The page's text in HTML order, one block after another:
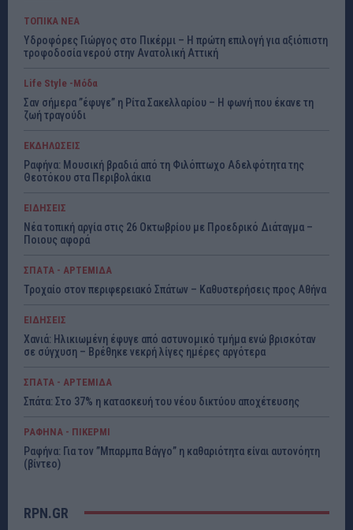
ΤΟΠΙΚΑ ΝΕΑ
Υδροφόρες Γιώργος στο Πικέρμι – Η πρώτη επιλογή για αξιόπιστη
τροφοδοσία νερού στην Ανατολική Αττική
Life Style -Μόδα
Σαν σήμερα ”έφυγε” η Ρίτα Σακελλαρίου – Η φωνή που έκανε τη
ζωή τραγούδι
ΕΚΔΗΛΩΣΕΙΣ
Ραφήνα: Μουσική βραδιά από τη Φιλόπτωχο Αδελφότητα της
Θεοτόκου στα Περιβολάκια
ΕΙΔΗΣΕΙΣ
Νέα τοπική αργία στις 26 Οκτωβρίου με Προεδρικό Διάταγμα –
Ποιους αφορά
ΣΠΑΤΑ - ΑΡΤΕΜΙΔΑ
Τροχαίο στον περιφερειακό Σπάτων – Καθυστερήσεις προς Αθήνα
ΕΙΔΗΣΕΙΣ
Χανιά: Ηλικιωμένη έφυγε από αστυνομικό τμήμα ενώ βρισκόταν
σε σύγχυση – Βρέθηκε νεκρή λίγες ημέρες αργότερα
ΣΠΑΤΑ - ΑΡΤΕΜΙΔΑ
Σπάτα: Στο 37% η κατασκευή του νέου δικτύου αποχέτευσης
ΡΑΦΗΝΑ - ΠΙΚΕΡΜΙ
Ραφήνα: Για τον ”Μπαρμπα Βάγγο” η καθαριότητα είναι αυτονόητη
(βίντεο)
RPN.GR